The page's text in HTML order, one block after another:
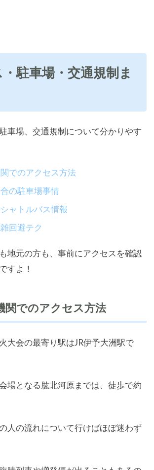
駐車場・交通規制ま
車場、交通規制について分かりやす
でのアクセス方法
の駐車場事情
ャトルバス情報
回避テク
地元の方も、事前にアクセスを確認
すよ！
でのアクセス方法
大会の最寄り駅はJR伊予大洲駅で
場となる肱北河原までは、徒歩で約
人の流れについて行けばほぼ迷わず